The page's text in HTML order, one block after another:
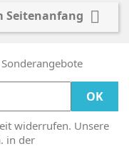
Seitenanfang 
widerrufen. Unsere
in der